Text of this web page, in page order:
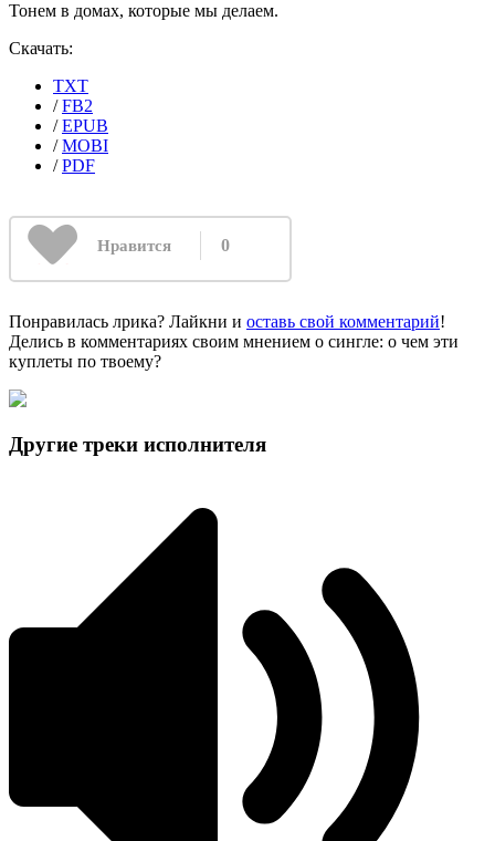
Тонем в домах, которые мы делаем.
Скачать:
TXT
/FB2
/EPUB
/MOBI
/PDF
Нравится 0
Понравилась лрика? Лайкни и оставь свой комментарий!
Делись в комментариях своим мнением о сингле: о чем эти
куплеты по твоему?
Другие треки исполнителя